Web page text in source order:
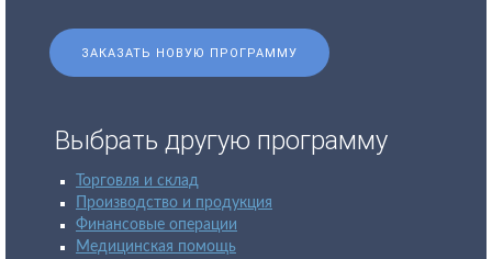
ЗАКАЗАТЬ НОВУЮ ПРОГРАММУ
Выбрать другую программу
Торговля и склад
Производство и продукция
Финансовые операции
Медицинская помощь